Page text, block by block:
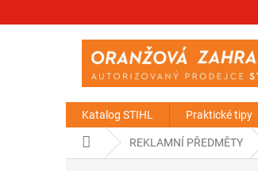
Katalog STIHL Praktické tipy
Domů REKLAMNÍ PŘEDMĚTY